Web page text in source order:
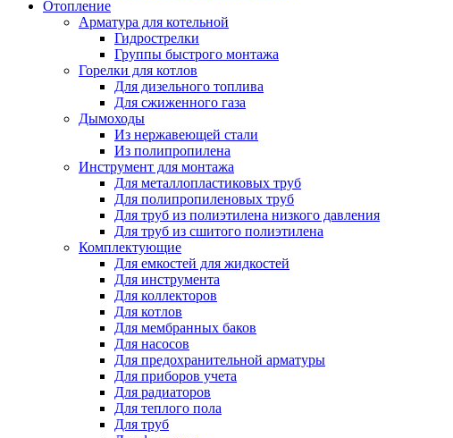
Отопление
Арматура для котельной
Гидрострелки
Группы быстрого монтажа
Горелки для котлов
Для дизельного топлива
Для сжиженного газа
Дымоходы
Из нержавеющей стали
Из полипропилена
Инструмент для монтажа
Для металлопластиковых труб
Для полипропиленовых труб
Для труб из полиэтилена низкого давления
Для труб из сшитого полиэтилена
Комплектующие
Для емкостей для жидкостей
Для инструмента
Для коллекторов
Для котлов
Для мембранных баков
Для насосов
Для предохранительной арматуры
Для приборов учета
Для радиаторов
Для теплого пола
Для труб